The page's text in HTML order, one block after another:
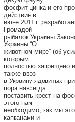
фосфит цинка и его
действие в
июне 2011 г.
Громадой
рыбалок Украины
Украины “О
животном мире” (об
которым
полностью запрещено
также ввоз
в Украину ядовитых
пора навсегда
поставить крест на
этого нам
необходимо, как мы
капканами и